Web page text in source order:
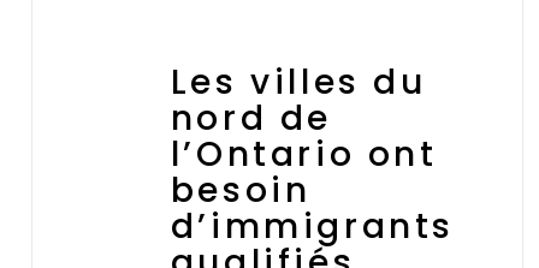
Les villes du
nord de
l’Ontario ont
besoin
d’immigrants